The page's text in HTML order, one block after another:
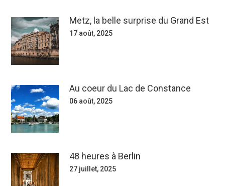
Metz, la belle surprise du Grand Est
17 août, 2025
Au coeur du Lac de Constance
06 août, 2025
48 heures à Berlin
27 juillet, 2025